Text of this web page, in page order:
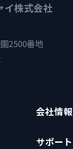
イ株式会社
2500番地
会社情報
サポート